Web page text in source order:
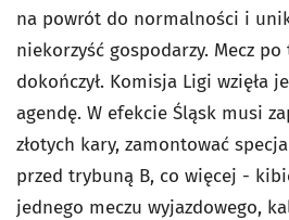
na powrót do normalności i
niekorzyść gospodarzy. Mecz po
dokończył. Komisja Ligi wzięła
agendę. W efekcie Śląsk musi
złotych kary, zamontować
przed trybuną B, co więcej -
jednego meczu wyjazdowego,